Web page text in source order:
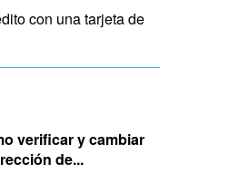
con una tarjeta de
verificar y cambiar
de...